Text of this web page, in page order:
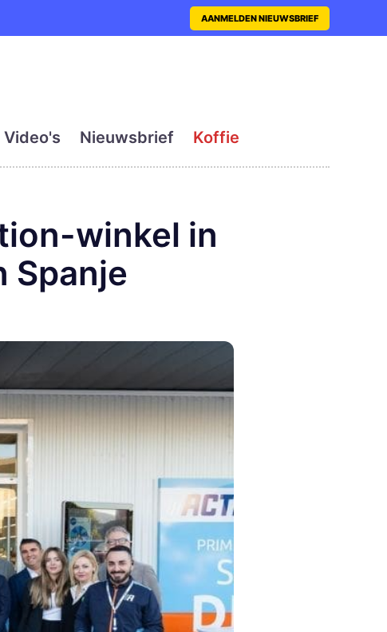
met actueel en
AANMELDEN NIEUWSBRIEF
Video's Nieuwsbrief Koffie
winkel in
Spanje